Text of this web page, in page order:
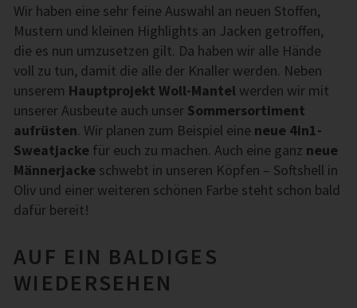
Wir haben eine sehr feine Auswahl an neuen Stoffen,
Mustern und kleinen Highlights an Jacken getroffen,
die es nun umzusetzen gilt. Da haben wir alle Hände
voll zu tun, damit die alle der Knaller werden. Neben
unserem Hauptprojekt Woll-Mantel werden wir mit
unserer Ausbeute auch unser Sommersortiment
aufrüsten. Wir planen zum Beispiel eine neue 4in1-
Sweatjacke für euch zu machen. Auch eine ganz neue
Männerjacke schwebt in unseren Köpfen – Softshell in
Oliv und einer weiteren schönen Farbe steht schon bald
dafür bereit!
AUF EIN BALDIGES
WIEDERSEHEN